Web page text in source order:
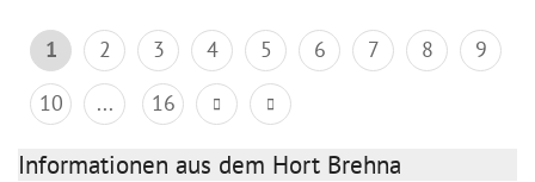
1 2 3 4 5 6 7 8
9
10
... 16
Informationen aus dem Hort Brehna